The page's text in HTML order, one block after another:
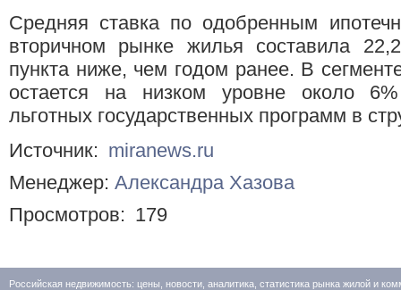
Средняя ставка по одобренным
вторичном рынке жилья составила
пункта ниже, чем годом ранее. В
остается на низком уровне около
льготных государственных программ в
Источник: miranews.ru
Менеджер: Александра Хазова
Просмотров: 179
Российская недвижимость: цены, новости, аналитика, статистика рынка жилой и